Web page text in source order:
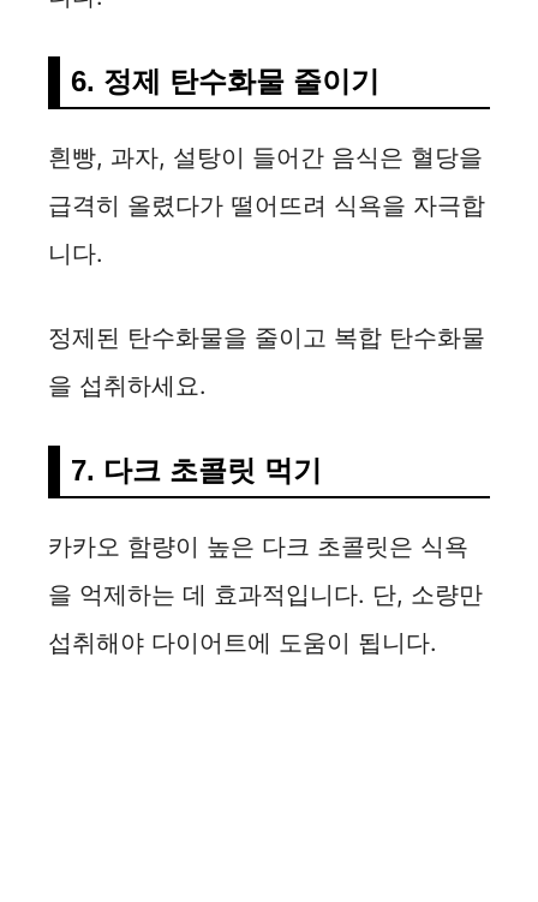
6. 정제 탄수화물 줄이기
흰빵, 과자, 설탕이 들어간 음식은 혈당을
급격히 올렸다가 떨어뜨려 식욕을 자극합
니다.
정제된 탄수화물을 줄이고 복합 탄수화물
을 섭취하세요.
7. 다크 초콜릿 먹기
카카오 함량이 높은 다크 초콜릿은 식욕
을 억제하는 데 효과적입니다. 단, 소량만
섭취해야 다이어트에 도움이 됩니다.